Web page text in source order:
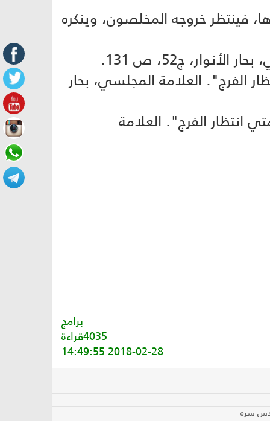
فينتظر خروجه المخلصون، وينكره
الفرج". العلامة المجلسي، بحار
انتظار الفرج". العلامة
برامج
4035قراءة
2018-02-28 14:49:55
سره